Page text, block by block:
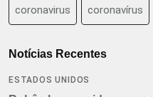
coronavirus coronavírus
Notícias Recentes
ESTADOS UNIDOS